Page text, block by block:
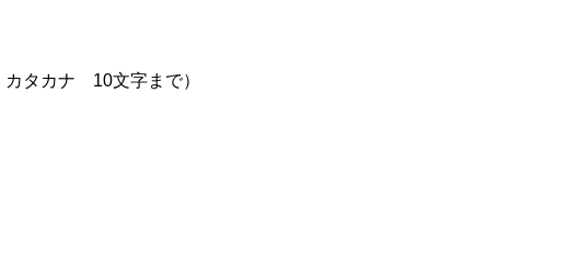
タカナ 10文字まで）